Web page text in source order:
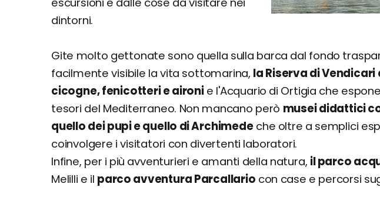
dintorni.
Gite molto gettonate sono quella sulla barca dal fondo
facilmente visibile la vita sottomarina, la Riserva di
cicogne, fenicotteri e aironie l'Acquario di Ortigia che
tesori del Mediterraneo. Non mancano però musei didattici
quello dei pupi e quello di Archimedeche oltre a semplici
coinvolgere i visitatori con divertenti laboratori.
Infine, per i più avventurieri e amanti della natura, il parco
Melilli e il parco avventura Parcallario con case e percorsi